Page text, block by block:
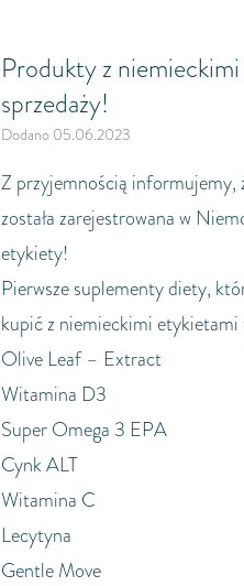
Produkty z
sprzedaży!
Dodano 05.06.2023
Z przyjemnością informujemy,
została zarejestrowana w
etykiety!
Pierwsze suplementy diety,
kupić z niemieckimi etykietami
Olive Leaf – Extract
Witamina D3
Super Omega 3 EPA
Cynk ALT
Witamina C
Lecytyna
Gentle Move